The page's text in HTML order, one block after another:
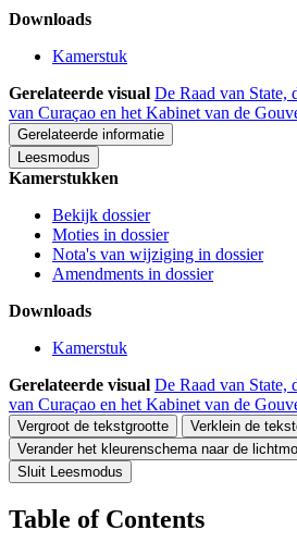
Downloads
Kamerstuk
Gerelateerde visual De Raad van State,
van Curaçao en het Kabinet van de
Gerelateerde informatie
Leesmodus
Kamerstukken
Bekijk dossier
Moties in dossier
Nota's van wijziging in dossier
Amendments in dossier
Downloads
Kamerstuk
Gerelateerde visual De Raad van State,
van Curaçao en het Kabinet van de
Vergroot de tekstgrootte
Verklein de
Verander het kleurenschema naar de
Sluit Leesmodus
Table of Contents